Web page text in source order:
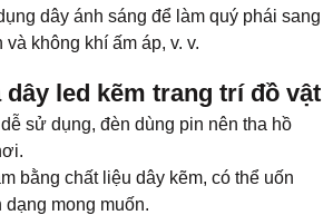
dây ánh sáng để làm quý phái sang
và không khí ấm áp, v. v.
led kẽm trang trí đồ vật
sử dụng, đèn dùng pin nên tha hồ
bằng chất liệu dây kẽm, có thể uốn
mong muốn.